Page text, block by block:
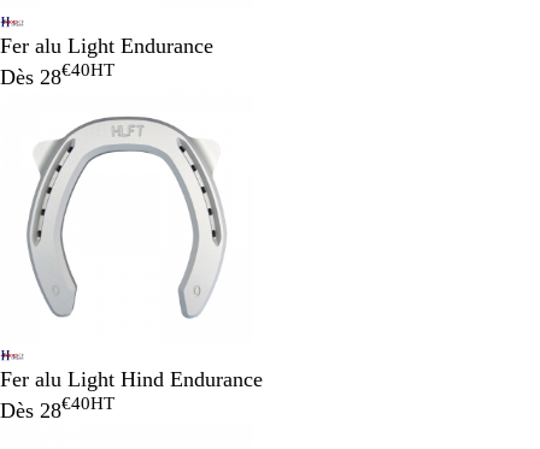
Fer alu Light Endurance
Dès 28€40HT
Fer alu Light Hind Endurance
Dès 28€40HT